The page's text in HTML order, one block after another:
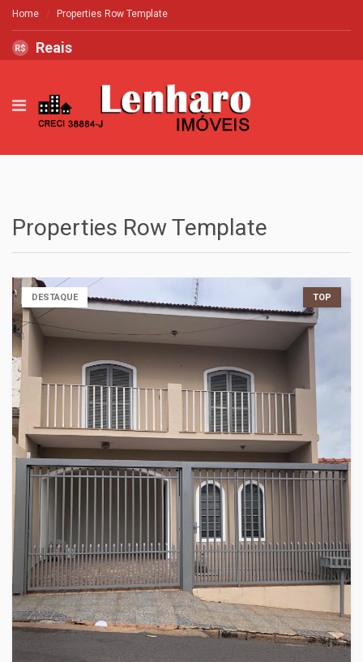
Home Properties Row Template
R$ Reais
Properties Row Template
DESTAQUE TOP